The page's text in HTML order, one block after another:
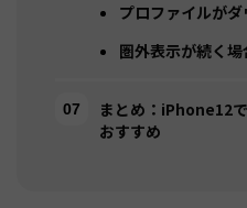
プロファイルが
圏外表示が続く場
まとめ：iPhone12
おすすめ